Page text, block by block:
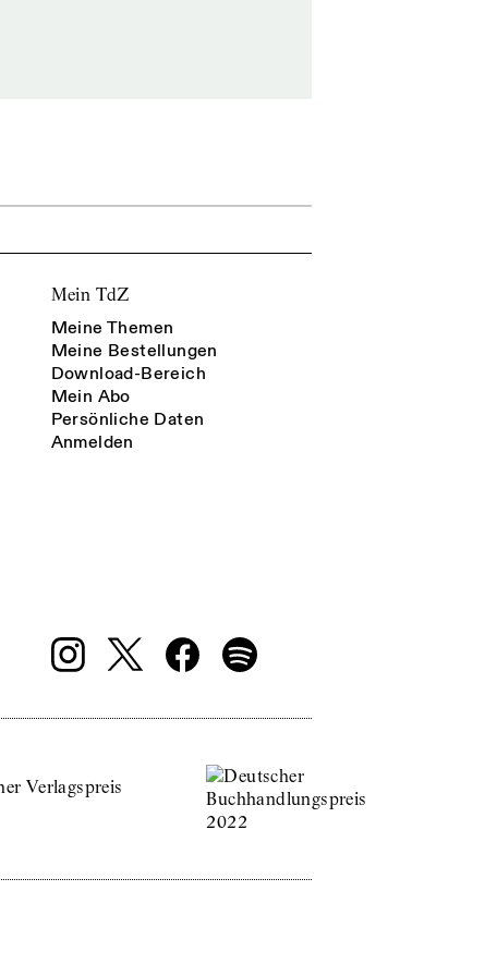
Mein TdZ
Meine Themen
Meine Bestellungen
Download-Bereich
Mein Abo
Persönliche Daten
Anmelden